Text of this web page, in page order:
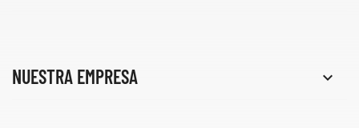
NUESTRA EMPRESA 